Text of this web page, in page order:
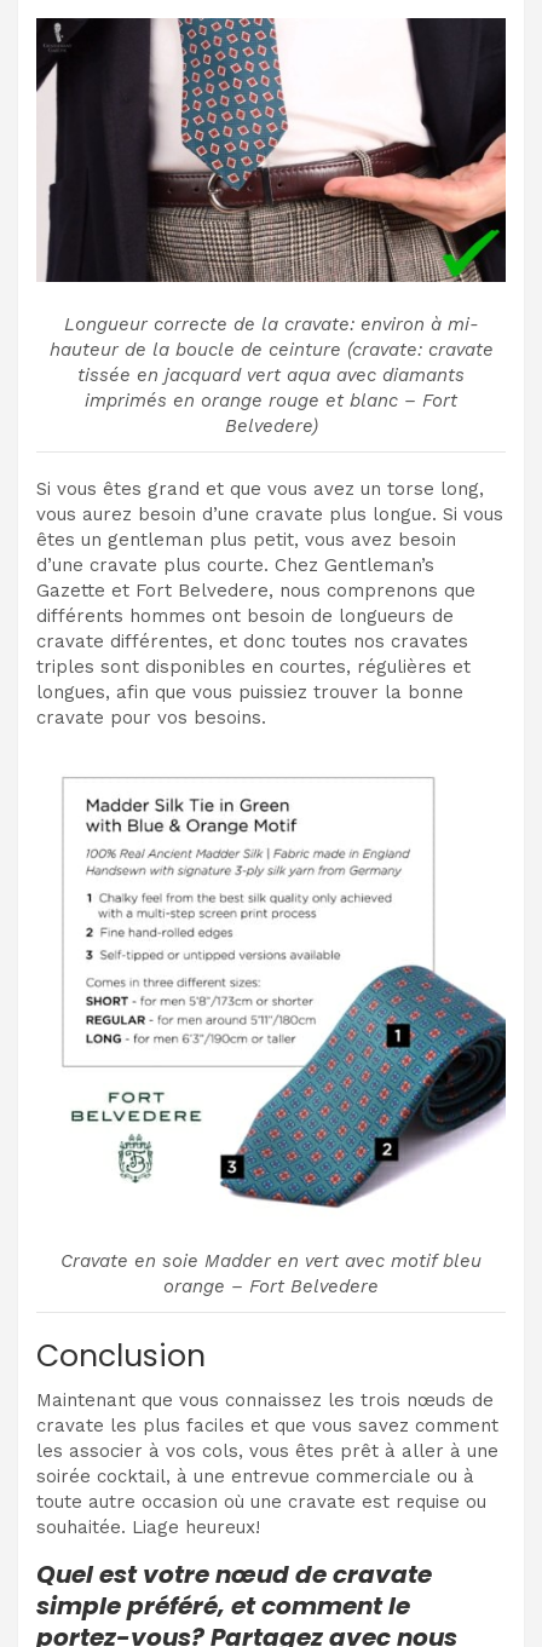
Longueur correcte de la cravate: environ à mi-
hauteur de la boucle de ceinture (cravate: cravate
tissée en jacquard vert aqua avec diamants
imprimés en orange rouge et blanc – Fort
Belvedere)
Si vous êtes grand et que vous avez un torse long,
vous aurez besoin d’une cravate plus longue. Si vous
êtes un gentleman plus petit, vous avez besoin
d’une cravate plus courte. Chez Gentleman’s
Gazette et Fort Belvedere, nous comprenons que
différents hommes ont besoin de longueurs de
cravate différentes, et donc toutes nos cravates
triples sont disponibles en courtes, régulières et
longues, afin que vous puissiez trouver la bonne
cravate pour vos besoins.
Cravate en soie Madder en vert avec motif bleu
orange – Fort Belvedere
Conclusion
Maintenant que vous connaissez les trois nœuds de
cravate les plus faciles et que vous savez comment
les associer à vos cols, vous êtes prêt à aller à une
soirée cocktail, à une entrevue commerciale ou à
toute autre occasion où une cravate est requise ou
souhaitée. Liage heureux!
Quel est votre nœud de cravate
simple préféré, et comment le
portez-vous? Partagez avec nous